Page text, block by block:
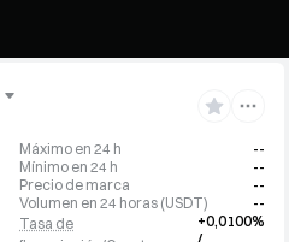
Máximo en 24 h
--
Mínimo en 24 h
--
Precio de marca
--
Volumen en 24 horas (USDT)
--
Tasa de
+0,0100%